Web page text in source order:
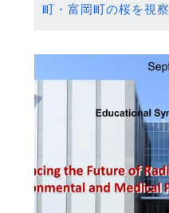
町・富岡町の桜を視察